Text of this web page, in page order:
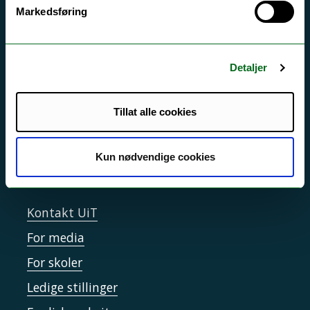
Markedsføring
Detaljer
Tillat alle cookies
Kun nødvendige cookies
Akutt hjelp
Sikkerhet, beredskap og personvern
Informasjonskapsler
Tilgjengelighetserklæring
Kontakt UiT
For media
For skoler
Ledige stillinger